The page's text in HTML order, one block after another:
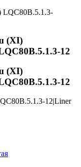
(XI)
12
(XI)
12
12|Liner